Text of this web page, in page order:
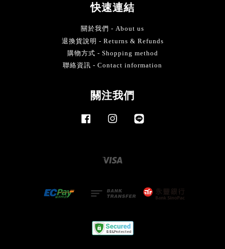
快速連結
關於我們 - About us
退換貨說明 - Returns & Refunds
購物方式 - Shopping method
聯絡資訊 - Contact information
關注我們
Facebook Instagram